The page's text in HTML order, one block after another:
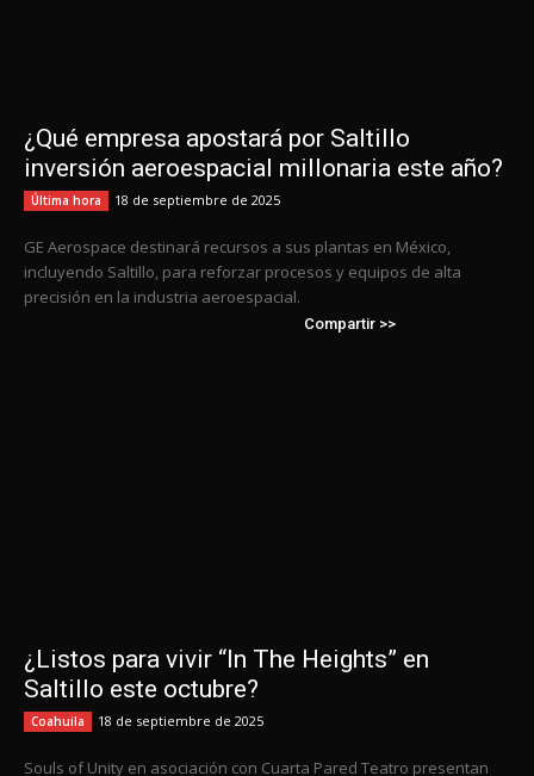
¿Qué empresa apostará por Saltillo
inversión aeroespacial millonaria este año?
Última hora 18 de septiembre de 2025
GE Aerospace destinará recursos a sus plantas en México,
incluyendo Saltillo, para reforzar procesos y equipos de alta
precisión en la industria aeroespacial.
Compartir >>
¿Listos para vivir “In The Heights” en
Saltillo este octubre?
Coahuila 18 de septiembre de 2025
Souls of Unity en asociación con Cuarta Pared Teatro presentan